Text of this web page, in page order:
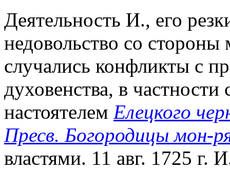
Деятельность И., его
недовольство со
случались конфликты с
духовенства, в
настоятелем Елецкого
Пресв. Богородицы мон-
властями. 11 авг. 1725 г.